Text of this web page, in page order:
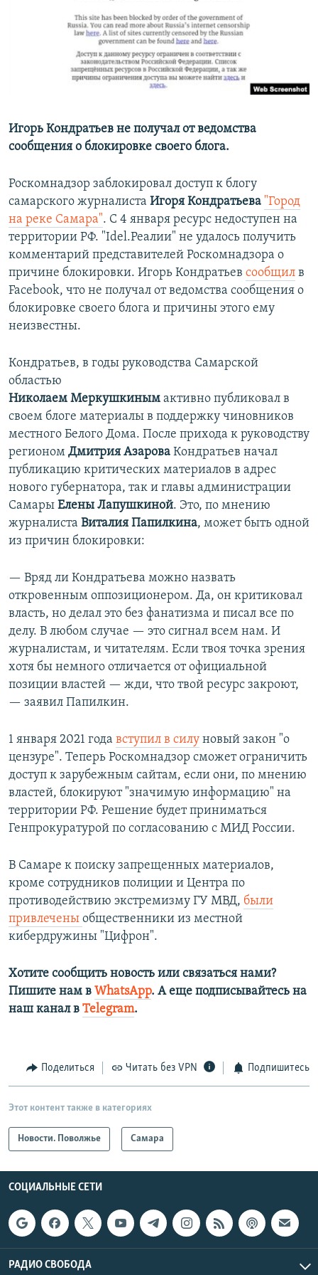
РАСПИСАНИЕ ВЕЩАНИЯ
ПОДПИШИТЕСЬ НА РАССЫЛКУ
СОЦИАЛЬНЫЕ СЕТИ
Все сайты РСЕ/РС
Игорь Кондратьев не получал от ведомства
сообщения о блокировке своего блога.
Роскомнадзор заблокировал доступ к блогу
самарского журналиста Игоря Кондратьева "Город
на реке Самара". С 4 января ресурс недоступен на
территории РФ. "Idel.Реалии" не удалось получить
комментарий представителей Роскомнадзора о
причине блокировки. Игорь Кондратьев сообщил в
Facebook, что не получал от ведомства сообщения о
блокировке своего блога и причины этого ему
неизвестны.
Кондратьев, в годы руководства Самарской
областью
Николаем Меркушкиным активно публиковал в
своем блоге материалы в поддержку чиновников
местного Белого Дома. После прихода к руководству
регионом Дмитрия Азарова Кондратьев начал
публикацию критических материалов в адрес
нового губернатора, так и главы администрации
Самары Елены Лапушкиной. Это, по мнению
журналиста Виталия Папилкина, может быть одной
из причин блокировки:
— Вряд ли Кондратьева можно назвать
откровенным оппозиционером. Да, он критиковал
власть, но делал это без фанатизма и писал все по
делу. В любом случае — это сигнал всем нам. И
журналистам, и читателям. Если твоя точка зрения
хотя бы немного отличается от официальной
позиции властей — жди, что твой ресурс закроют,
— заявил Папилкин.
1 января 2021 года вступил в силу новый закон "о
цензуре". Теперь Роскомнадзор сможет ограничить
доступ к зарубежным сайтам, если они, по мнению
властей, блокируют "значимую информацию" на
территории РФ. Решение будет приниматься
Генпрокуратурой по согласованию с МИД России.
В Самаре к поиску запрещенных материалов,
кроме сотрудников полиции и Центра по
противодействию экстремизму ГУ МВД, были
привлечены общественники из местной
кибердружины "Цифрон".
Хотите сообщить новость или связаться нами?
Пишите нам в WhatsApp. А еще подписывайтесь на
наш канал в Telegram.
Поделиться Читать без VPN Подпишитесь
Этот контент также в категориях
Новости. Поволжье Самара
СОЦИАЛЬНЫЕ СЕТИ
РАДИО СВОБОДА